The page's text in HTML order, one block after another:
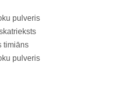
pulveris
timiāns
pulveris